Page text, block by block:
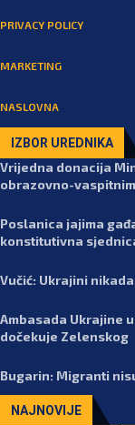
PRIVACY POLICY
MARKETING
NASLOVNA
IZBOR UREDNIKA
Vrijedna donacija
obrazovno-
Poslanica jajima
konstitutivna
Vučić: Ukrajini
Ambasada Ukrajine
dočekuje Zelenskog
Bugarin: Migranti
NAJNOVIJE